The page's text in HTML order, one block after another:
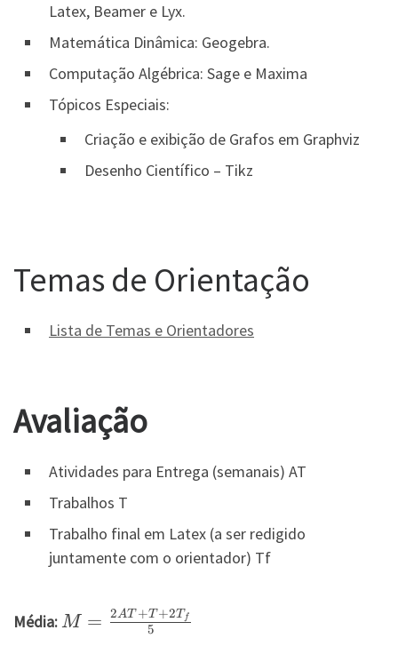
Latex, Beamer e Lyx.
Matemática Dinâmica: Geogebra.
Computação Algébrica: Sage e Maxima
Tópicos Especiais:
Criação e exibição de Grafos em Graphviz
Desenho Científico – Tikz
Temas de Orientação
Lista de Temas e Orientadores
Avaliação
Atividades para Entrega (semanais) AT
Trabalhos T
Trabalho final em Latex (a ser redigido
juntamente com o orientador) Tf
Média: M=\frac{2AT+T
+ 2T_f}{5}
M = 5
2AT +T+2T f